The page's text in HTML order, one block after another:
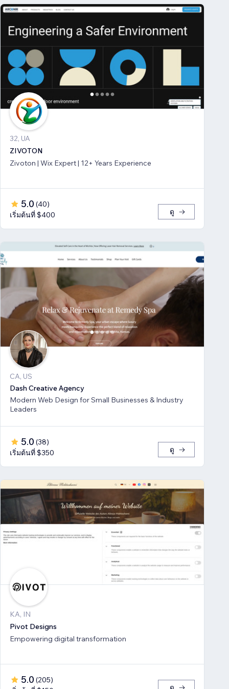
32, UA
ZIVOTON
Zivoton | Wix Expert | 12+ Years Experience
5.0 (40)
เริ่มต้นที่ $400
ดู
CA, US
Dash Creative Agency
Modern Web Design for Small Businesses & Industry
Leaders
5.0 (38)
เริ่มต้นที่ $350
ดู
KA, IN
Pivot Designs
Empowering digital transformation
5.0 (205)